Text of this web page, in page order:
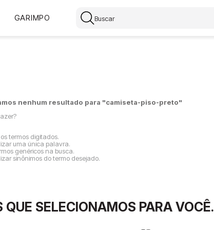
GARIMPO
Buscar
nenhum resultado para "camiseta-piso-preto"
termos digitados.
uma única palavra.
genéricos na busca.
sinônimos do termo desejado.
SELECIONAMOS PARA VOCÊ.